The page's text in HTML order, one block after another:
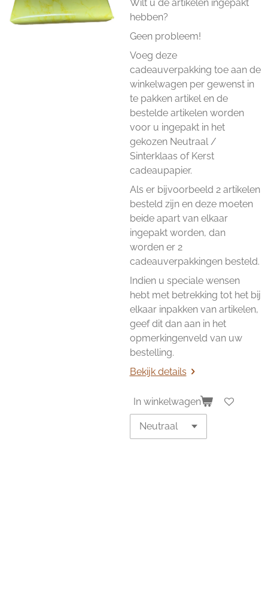
Wilt u de artikelen ingepakt
hebben?
Geen probleem!
Voeg deze
cadeauverpakking toe aan de
winkelwagen per gewenst in
te pakken artikel en de
bestelde artikelen worden
voor u ingepakt in het
gekozen Neutraal /
Sinterklaas of Kerst
cadeaupapier.
Als er bijvoorbeeld 2 artikelen
besteld zijn en deze moeten
beide apart van elkaar
ingepakt worden, dan
worden er 2
cadeauverpakkingen besteld.
Indien u speciale wensen
hebt met betrekking tot het bij
elkaar inpakken van artikelen,
geef dit dan aan in het
opmerkingenveld van uw
bestelling.
Bekijk details
In winkelwagen